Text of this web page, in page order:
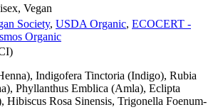
Vegan
Society, USDA Organic, ECOCERT -
Organic
Indigofera Tinctoria (Indigo), Rubia
Phyllanthus Emblica (Amla), Eclipta
Hibiscus Rosa Sinensis, Trigonella Foenum-